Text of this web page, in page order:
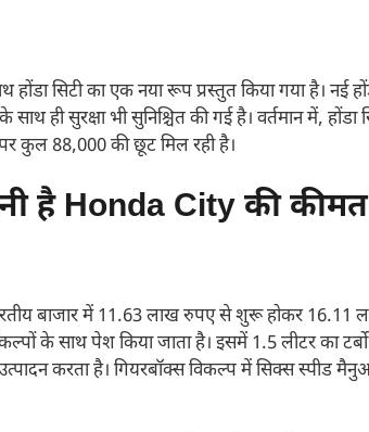
होंडा सिटी का एक नया रूप प्रस्तुत किया गया है। नई
साथ ही सुरक्षा भी सुनिश्चित की गई है। वर्तमान में,
पर कुल 88,000 की छूट मिल रही है।
है Honda City की कीमत
बाजार में 11.63 लाख रुपए से शुरू होकर
के साथ पेश किया जाता है। इसमें 1.5 लीटर का
करता है। गियरबॉक्स विकल्प में सिक्स स्पीड